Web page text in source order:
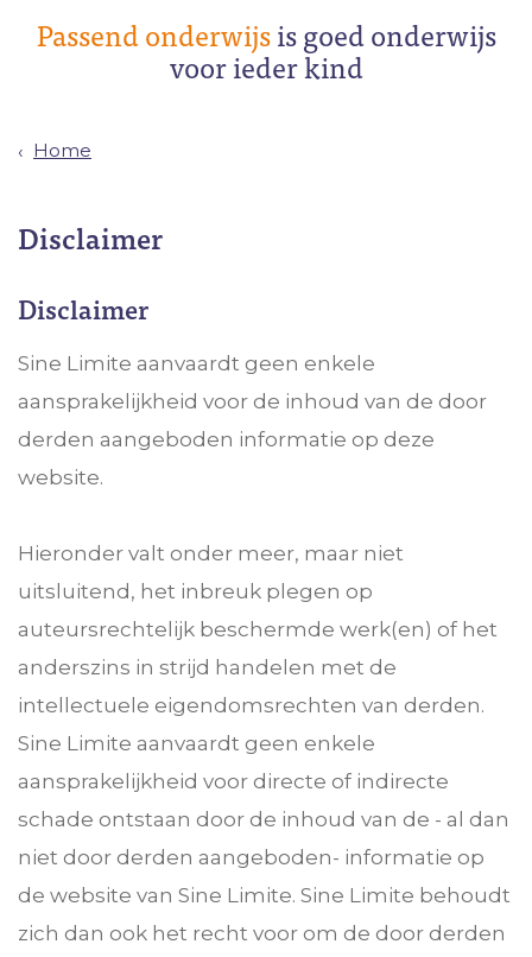
Passend onderwijsis goed onderwijs
voor ieder kind
Home
Disclaimer
Disclaimer
Sine Limite aanvaardt geen enkele
aansprakelijkheid voor de inhoud van de door
derden aangeboden informatie op deze
website.
Hieronder valt onder meer, maar niet
uitsluitend, het inbreuk plegen op
auteursrechtelijk beschermde werk(en) of het
anderszins in strijd handelen met de
intellectuele eigendomsrechten van derden.
Sine Limite aanvaardt geen enkele
aansprakelijkheid voor directe of indirecte
schade ontstaan door de inhoud van de - al dan
niet door derden aangeboden- informatie op
de website van Sine Limite. Sine Limite behoudt
zich dan ook het recht voor om de door derden